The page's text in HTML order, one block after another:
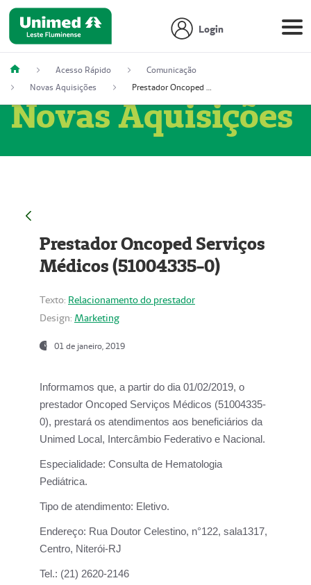
Login
Acesso Rápido
Comunicação
Novas Aquisições
Prestador Oncoped Serviços Médicos (51004335-0)
Novas Aquisições
Prestador Oncoped Serviços
Médicos (51004335-0)
Texto: Relacionamento do prestador
Design: Marketing
01 de janeiro, 2019
Informamos que, a partir do dia 01/02/2019, o
prestador Oncoped Serviços Médicos (51004335-
0), prestará os atendimentos aos beneficiários da
Unimed Local, Intercâmbio Federativo e Nacional.
Especialidade: Consulta de Hematologia
Pediátrica.
Tipo de atendimento: Eletivo.
Endereço: Rua Doutor Celestino, n°122, sala1317,
Centro, Niterói-RJ
Tel.: (21) 2620-2146